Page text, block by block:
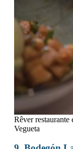
Rêver restaurante
Vegueta